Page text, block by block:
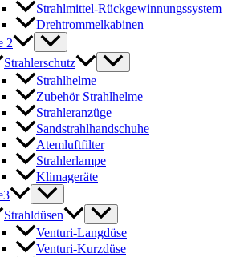
Strahlmittel-Rückgewinnungssystem
Drehtrommelkabinen
2
Strahlerschutz
Strahlhelme
Zubehör Strahlhelme
Strahleranzüge
Sandstrahlhandschuhe
Atemluftfilter
Strahlerlampe
Klimageräte
Strahldüsen
Venturi-Langdüse
Venturi-Kurzdüse